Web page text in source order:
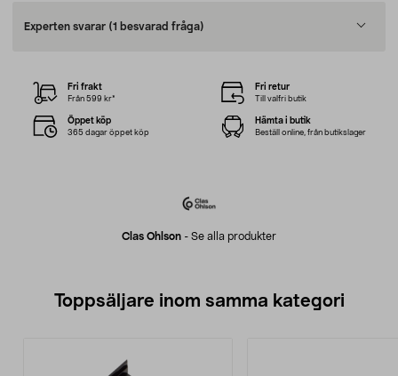
Experten svarar (1 besvarad fråga)
Clas Ohlson - Se alla produkter
Fri frakt
Från 599 kr*
Fri retur
Till valfri butik
Öppet köp
365 dagar öppet köp
Hämta i butik
Beställ online, från butikslager
Toppsäljare inom samma kategori